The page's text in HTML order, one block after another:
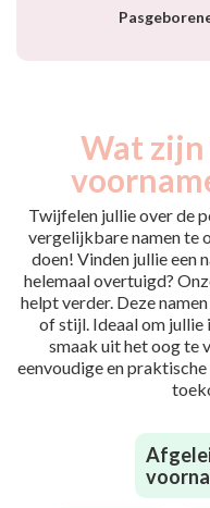
Wat
Twijfelen jullie over de
vergelijkbare namen te
doen! Vinden jullie een
helemaal overtuigd?
helpt verder. Deze
of stijl. Ideaal om jullie
smaak uit het oog te
eenvoudige en